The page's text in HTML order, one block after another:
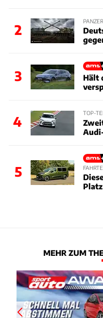
2
3
Hält
4
TOP-
5
MEHR ZUM